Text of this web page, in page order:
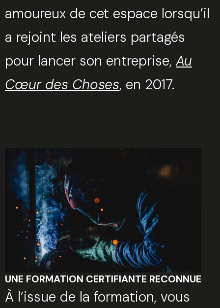
amoureux de cet espace lorsqu’il
a rejoint les ateliers partagés
pour lancer son entreprise, Au
Cœur des Choses, en 2017.
UNE FORMATION CERTIFIANTE RECONNUE
À l’issue de la formation, vous